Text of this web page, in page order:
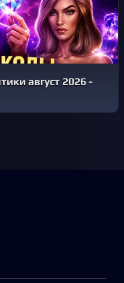
август 2026 -